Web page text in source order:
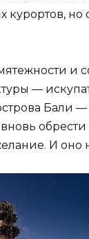
курортов,
и
—
Бали
обрести
И оно